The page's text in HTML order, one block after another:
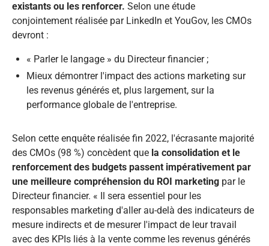
existants ou les renforcer. Selon une étude
conjointement réalisée par LinkedIn et YouGov, les CMOs
devront :
« Parler le langage » du Directeur financier ;
Mieux démontrer l'impact des actions marketing sur
les revenus générés et, plus largement, sur la
performance globale de l'entreprise.
Selon cette enquête réalisée fin 2022, l'écrasante majorité
des CMOs (98 %) concèdent que la consolidation et le
renforcement des budgets passent impérativement par
une meilleure compréhension du ROI marketing par le
Directeur financier. «
Il sera essentiel pour les
responsables marketing d'aller au-delà des indicateurs de
mesure indirects et de mesurer l'impact de leur travail
avec des KPIs liés à la vente comme les revenus générés